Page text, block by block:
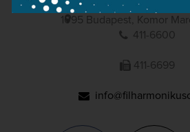
1095 Budapest, Komor
411-6600
411-6699